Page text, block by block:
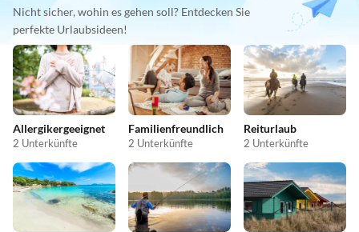
Nicht sicher, wohin es gehen soll? Entdecken Sie
perfekte Urlaubsideen!
Allergikergeeignet
2 Unterkünfte
Familienfreundlich
2 Unterkünfte
Reiturlaub
2 Unterkünfte